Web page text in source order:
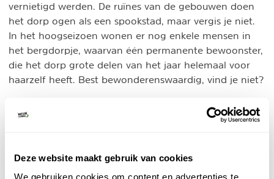
Deze website maakt gebruik van cookies
We gebruiken cookies om content en advertenties te
vernietigd werden. De ruïnes van de gebouwen doen
het dorp ogen als een spookstad, maar vergis je niet.
In het hoogseizoen wonen er nog enkele mensen in
het bergdorpje, waarvan één permanente bewoonster,
die het dorp grote delen van het jaar helemaal voor
haarzelf heeft. Best bewonderenswaardig, vind je niet?
Tip: bezoek je Anavatos in het hoogseizoen? Strijk dan
zeker even neer voor een drankje op het terras aan het
Etappe 3 Anavatos naar Agios Isidoros